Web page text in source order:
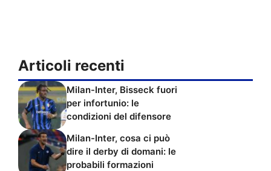
Articoli recenti
Milan-Inter, Bisseck fuori
per infortunio: le
condizioni del difensore
Milan-Inter, cosa ci può
dire il derby di domani: le
probabili formazioni